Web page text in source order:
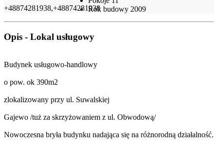
+48874281938,+48874281938Rok budowy 2009
Opis - Lokal usługowy
Budynek usługowo-handlowy
o pow. ok 390m2
zlokalizowany przy ul. Suwalskiej
Gajewo /tuż za skrzyżowaniem z ul. Obwodową/
Nowoczesna bryła budynku nadająca się na różnorodną działalność.